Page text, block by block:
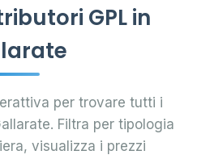
GPL in
per trovare tutti i
Filtra per tipologia
visualizza i prezzi